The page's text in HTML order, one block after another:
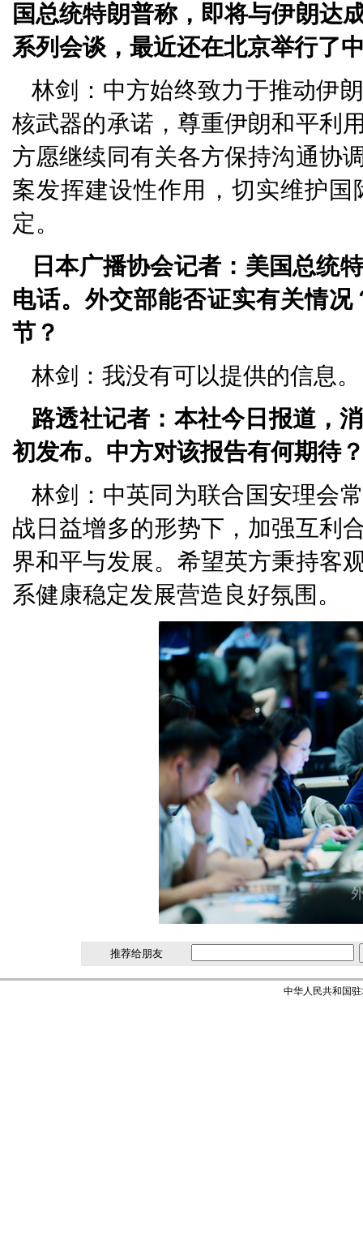
国总统特朗普称，即将与伊朗达
系列会谈，最近还在北京举行了
林剑：中方始终致力于推动伊
核武器的承诺，尊重伊朗和平利
方愿继续同有关各方保持沟通协
案发挥建设性作用，切实维护
定。
日本广播协会记者：美国总统
电话。外交部能否证实有关情
节？
林剑：我没有可以提供的信息。
路透社记者：本社今日报道，
初发布。中方对该报告有何期待
林剑：中英同为联合国安理会
战日益增多的形势下，加强互利
界和平与发展。希望英方秉持客
系健康稳定发展营造良好氛围。
推荐给朋友
中华人民共和国